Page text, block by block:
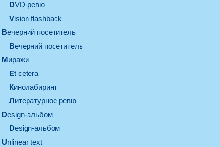
DVD-ревю
Vision flashback
вечерний посетитель
вечерний посетитель
миражи
et cetera
кинолабиринт
литературное ревю
design-альбом
design-альбом
unlinear text